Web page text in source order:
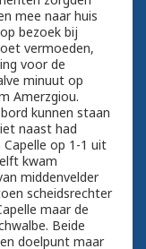
mee naar huis
bezoek bij
vermoeden,
voor de
minuut op
Amerzgiou.
kunnen staan
naast had
op 1-1 uit
kwam
middenvelder
scheidsrechter
maar de
Beide
doelpunt maar